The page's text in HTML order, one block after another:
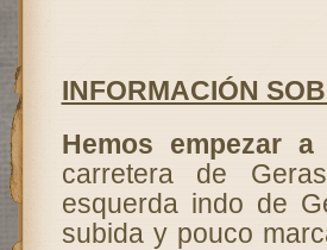
INFORMACIÓN
Hemos empezar
carretera de
esquerda indo de
subida y pouco